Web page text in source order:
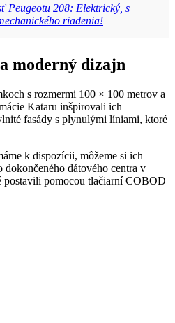
Peugeotu 208: Elektrický, s
riadenia!
moderný dizajn
s rozmermi 100 × 100 metrov a
Kataru inšpirovali ich
fasády s plynulými líniami, ktoré
k dispozícii, môžeme si ich
dátového centra v
postavili pomocou tlačiarní COBOD